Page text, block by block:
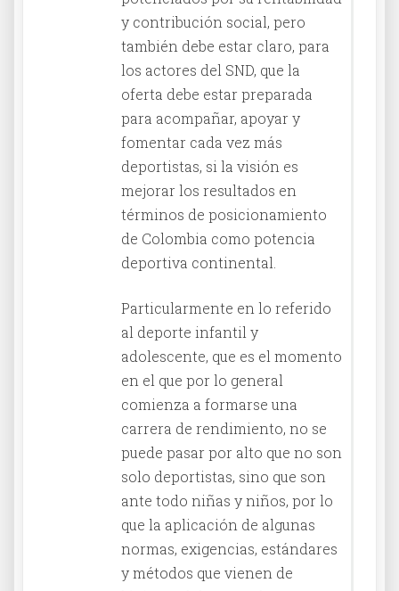
y contribución social, pero
también debe estar claro, para
los actores del SND, que la
oferta debe estar preparada
para acompañar, apoyar y
fomentar cada vez más
deportistas, si la visión es
mejorar los resultados en
términos de posicionamiento
de Colombia como potencia
deportiva continental.
Particularmente en lo referido
al deporte infantil y
adolescente, que es el momento
en el que por lo general
comienza a formarse una
carrera de rendimiento, no se
puede pasar por alto que no son
solo deportistas, sino que son
ante todo niñas y niños, por lo
que la aplicación de algunas
normas, exigencias, estándares
y métodos que vienen de